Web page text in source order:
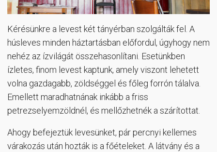
Kérésünkre a levest két tányérban szolgálták fel. A
húsleves minden háztartásban előfordul, úgyhogy nem
nehéz az ízvilágát összehasonlítani. Esetünkben
ízletes, finom levest kaptunk, amely viszont lehetett
volna gazdagabb, zöldséggel és főleg forrón tálalva.
Emellett maradhatnának inkább a friss
petrezselyemzöldnél, és mellőzhetnék a szárítottat.
Ahogy befejeztük levesünket, pár percnyi kellemes
várakozás után hozták is a főételeket. A látvány és a